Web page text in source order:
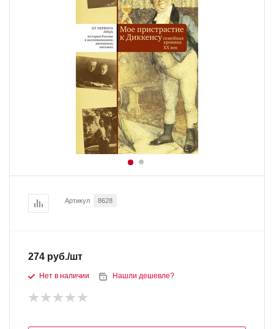
Артикул 8628
274 руб./шт
Нет в наличии Нашли дешевле?